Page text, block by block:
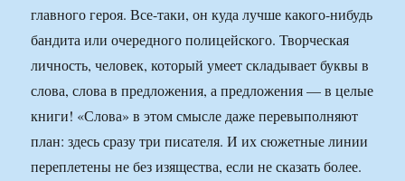
главного героя. Все-таки, он куда лучше какого-нибудь
бандита или очередного полицейского. Творческая
личность, человек, который умеет складывает буквы в
слова, слова в предложения, а предложения — в целые
книги! «Слова» в этом смысле даже перевыполняют
план: здесь сразу три писателя. И их сюжетные линии
переплетены не без изящества, если не сказать более.